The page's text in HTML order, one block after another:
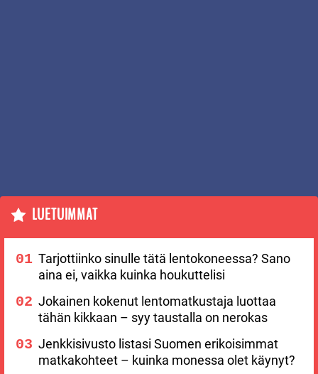
LUETUIMMAT
Tarjottiinko sinulle tätä lentokoneessa? Sano
aina ei, vaikka kuinka houkuttelisi
Jokainen kokenut lentomatkustaja luottaa
tähän kikkaan – syy taustalla on nerokas
Jenkkisivusto listasi Suomen erikoisimmat
matkakohteet – kuinka monessa olet käynyt?